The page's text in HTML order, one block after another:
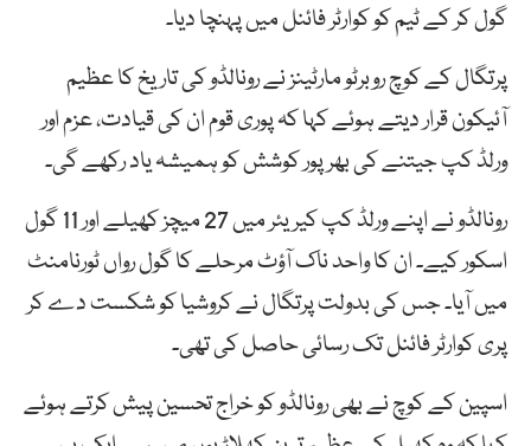
گول کر کے ٹیم کو کوارٹر فائنل میں پہنچا دیا۔
پرتگال کے کوچ روبرٹو مارٹینز نے رونالڈو کی تاریخ کا عظیم
آئیکون قرار دیتے ہوئے کہا کہ پوری قوم ان کی قیادت، عزم اور
ورلڈ کپ جیتنے کی بھرپور کوشش کو ہمیشہ یاد رکھے گی۔
رونالڈو نے اپنے ورلڈ کپ کیریئر میں 27 میچز کھیلے اور 11 گول
اسکور کیے۔ ان کا واحد ناک آؤٹ مرحلے کا گول رواں ٹورنامنٹ
میں آیا۔ جس کی بدولت پرتگال نے کروشیا کو شکست دے کر
پری کوارٹر فائنل تک رسائی حاصل کی تھی۔
اسپین کے کوچ نے بھی رونالڈو کو خراج تحسین پیش کرتے ہوئے